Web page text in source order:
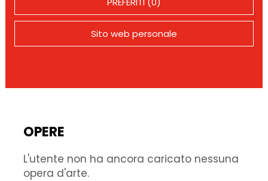
Sito web personale
OPERE
L'utente non ha ancora caricato nessuna
opera d'arte.